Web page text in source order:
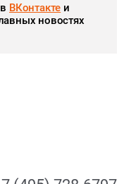
ВКонтакте и
новостях